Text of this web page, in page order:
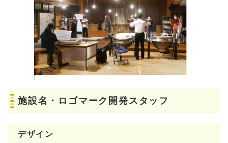
施設名・ロゴマーク開発スタッフ
デザイン